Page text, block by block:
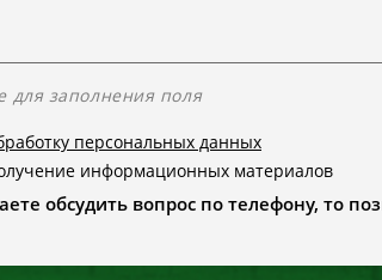
для заполнения поля
персональных данных
информационных материалов
обсудить вопрос по телефону, то